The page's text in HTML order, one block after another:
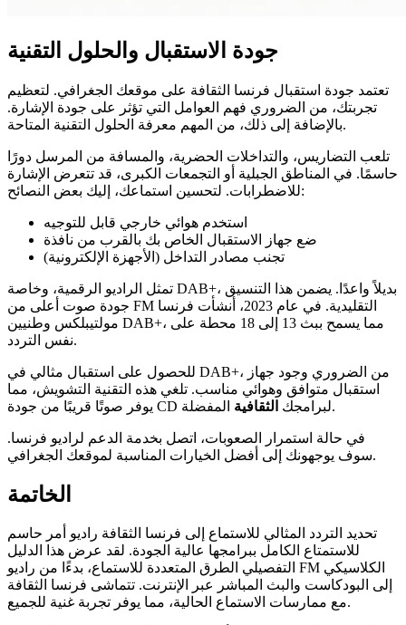
جودة الاستقبال والحلول التقنية
تعتمد جودة استقبال فرنسا الثقافة على موقعك الجغرافي. لتعظيم
تجربتك، من الضروري فهم العوامل التي تؤثر على جودة الإشارة.
بالإضافة إلى ذلك، من المهم معرفة الحلول التقنية المتاحة.
تلعب التضاريس، والتداخلات الحضرية، والمسافة من المرسل دورًا
حاسمًا. في المناطق الجبلية أو التجمعات الكبرى، قد تتعرض الإشارة
للاضطرابات. لتحسين استماعك، إليك بعض النصائح:
استخدم هوائي خارجي قابل للتوجيه
ضع جهاز الاستقبال الخاص بك بالقرب من نافذة
تجنب مصادر التداخل (الأجهزة الإلكترونية)
تمثل الراديو الرقمية، وخاصة DAB+، بديلاً واعدًا. يضمن هذا التنسيق
جودة صوت أعلى من FM التقليدية. في عام 2023، أنشأت فرنسا
مولتيبلكس وطنيين DAB+، مما يسمح ببث 13 إلى 18 محطة على
نفس التردد.
للحصول على استقبال مثالي في DAB+، من الضروري وجود جهاز
استقبال متوافق وهوائي مناسب. تلغي هذه التقنية التشويش، مما
يوفر صوتًا قريبًا من جودة CD لبرامجك الثقافية المفضلة.
في حالة استمرار الصعوبات، اتصل بخدمة الدعم لراديو فرنسا.
سوف يوجهونك إلى أفضل الخيارات المناسبة لموقعك الجغرافي.
الخاتمة
تحديد التردد المثالي للاستماع إلى فرنسا الثقافة راديو أمر حاسم
للاستمتاع الكامل ببرامجها عالية الجودة. لقد عرض هذا الدليل
التفصيلي الطرق المتعددة للاستماع، بدءًا من راديو FM الكلاسيكي
إلى البودكاست والبث المباشر عبر الإنترنت. تتماشى فرنسا الثقافة
مع ممارسات الاستماع الحالية، مما يوفر تجربة غنية للجميع.